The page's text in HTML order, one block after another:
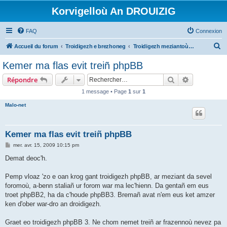
Korvigelloù An DROUIZIG
FAQ Connexion
Accueil du forum Troidigezh e brezhoneg Troidigezh meziantoù all (frank a wirioù evit an darn vrasañ anezho)
Kemer ma flas evit treiñ phpBB
Répondre Rechercher
1 message • Page 1 sur 1
Malo-net
Kemer ma flas evit treiñ phpBB
M
s
g
mer. avr. 15, 2009 10:15 pm
Demat deoc'h.
Pemp vloaz 'zo e oan krog gant troidigezh phpBB, ar meziant da sevel
foromoù, a-benn staliañ ur forom war ma lec'hienn. Da gentañ em eus
troet phpBB2, ha da c'houde phpBB3. Bremañ avat n'em eus ket amzer
ken d'ober war-dro an droidigezh.
Graet eo troidigezh phpBB 3. Ne chom nemet treiñ ar frazennoù nevez pa